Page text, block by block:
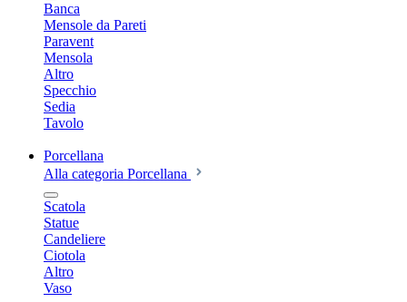
Banca
Mensole da Pareti
Paravent
Mensola
Altro
Specchio
Sedia
Tavolo
Porcellana
Alla categoria Porcellana
Scatola
Statue
Candeliere
Ciotola
Altro
Vaso